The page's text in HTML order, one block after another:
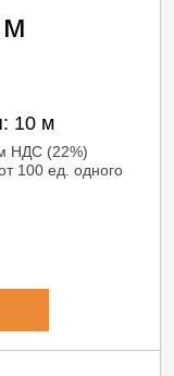
м
10 м
НДС (22%)
100 ед. одного